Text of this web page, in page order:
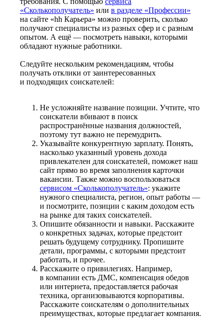
«Сколькополучатель» или в разделе «Профессии»
на сайте «hh Карьера» можно проверить, сколько
получают специалисты из разных сфер и с разным
опытом. А ещё — посмотреть навыки, которыми
обладают нужные работники.
Следуйте нескольким рекомендациям, чтобы
получать отклики от заинтересованных
и подходящих соискателей:
Не усложняйте название позиции. Учтите, что
соискатели вбивают в поиск
распространённые названия должностей,
поэтому тут важно не перемудрить.
Указывайте конкурентную зарплату. Понять,
насколько указанный уровень дохода
привлекателен для соискателей, поможет наш
сайт прямо во время заполнения карточки
вакансии. Также можно воспользоваться
сервисом «Сколькополучатель»: укажите
нужного специалиста, регион, опыт работы —
и посмотрите, позиции с каким доходом есть
на рынке для таких соискателей.
Опишите обязанности и навыки. Расскажите
о конкретных задачах, которые предстоит
решать будущему сотруднику. Пропишите
детали, программы, с которыми предстоит
работать, и прочее.
Расскажите о привилегиях. Например,
в компании есть ДМС, компенсация обедов
или интернета, предоставляется рабочая
техника, организовываются корпоративы.
Расскажите соискателям о дополнительных
преимуществах, которые предлагает компания.